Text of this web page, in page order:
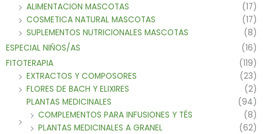
ALIMENTACION MASCOTAS
(17)
COSMETICA NATURAL MASCOTAS
(17)
SUPLEMENTOS NUTRICIONALES MASCOTAS
(8)
ESPECIAL NIÑOS/AS
(16)
FITOTERAPIA
(119)
EXTRACTOS Y COMPOSORES
(23)
FLORES DE BACH Y ELIXIRES
(2)
PLANTAS MEDICINALES
(94)
COMPLEMENTOS PARA INFUSIONES Y TÉS
(8)
PLANTAS MEDICINALES A GRANEL
(62)